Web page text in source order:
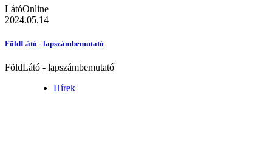
LátóOnline
2024.05.14
FöldLátó - lapszámbemutató
FöldLátó - lapszámbemutató
Hírek